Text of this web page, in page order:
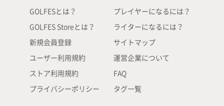
GOLFESとは？
GOLFES Storeとは？
新規会員登録
ユーザー利用規約
ストア利用規約
プライバシーポリシー
プレイヤーになるには？
ライターになるには？
サイトマップ
運営企業について
FAQ
タグ一覧